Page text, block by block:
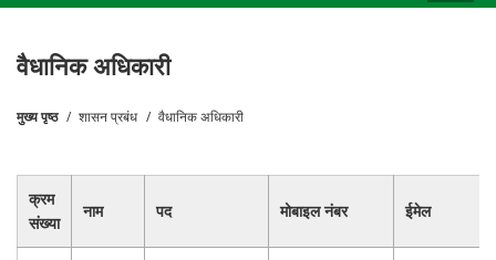
वैधानिक अधिकारी
मुख्य पृष्ठ शासन प्रबंध वैधानिक अधिकारी
क्रम
संख्या
नाम पद मोबाइल नंबर ईमेल